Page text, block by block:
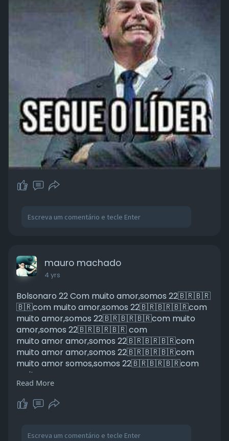
mauro machado
4 yrs
Bolsonaro 22 Com muito amor,somos 22🇧🇷🇧🇷
🇧🇷com muito amor,somos 22🇧🇷🇧🇷🇧🇷com
muito amor,somos 22🇧🇷🇧🇷🇧🇷com muito
amor,somos 22🇧🇷🇧🇷🇧🇷 com
muito amor amor,somos 22🇧🇷🇧🇷🇧🇷com
muito amor amor,somos 22🇧🇷🇧🇷🇧🇷com
muito amor somos,somos 22🇧🇷🇧🇷🇧🇷com
muito amor
amor,somos 22🇧🇷🇧🇷🇧🇷com muito amor
amor,somos 🇧🇷🇧🇷🇧🇷 pátria
Read More